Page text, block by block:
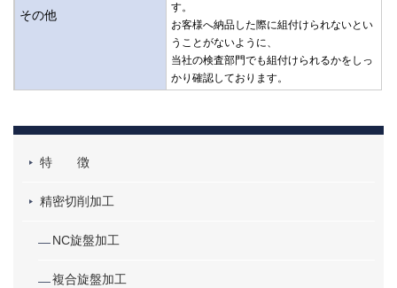
その他
す。
お客様へ納品した際に組付けられないとい
うことがないように、
当社の検査部門でも組付けられるかをしっ
かり確認しております。
特 徴
精密切削加工
NC旋盤加工
複合旋盤加工